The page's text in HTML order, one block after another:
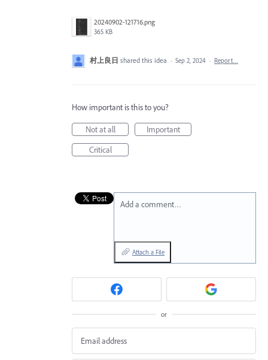
20240902-121716.png
365 KB
村上良日 shared this idea · Sep 2, 2024 · Report…
How important is this to you?
Not at all
Important
Critical
Add a comment…
Attach a File
or